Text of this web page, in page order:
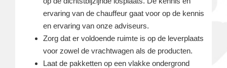
ervaring van de chauffeur gaat voor op de kennis
en ervaring van onze adviseurs.
Zorg dat er voldoende ruimte is op de leverplaats
voor zowel de vrachtwagen als de producten.
Laat de pakketten op een vlakke ondergrond